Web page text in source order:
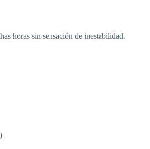
horas sin sensación de inestabilidad.